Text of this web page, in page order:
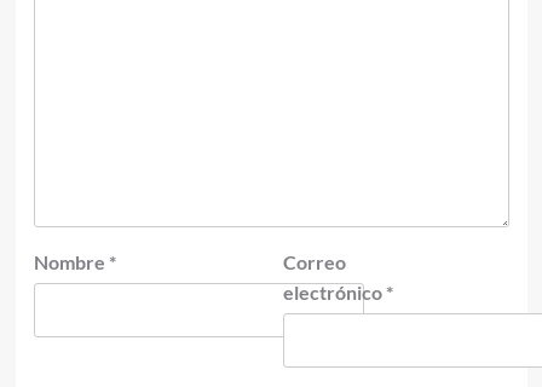
Nombre *
Correo
electrónico *